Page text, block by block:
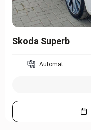
Skoda Superb
Automat